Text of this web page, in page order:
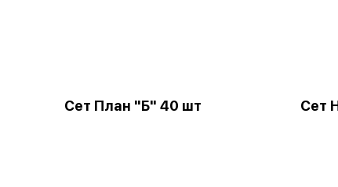
Сет План "Б" 40 шт Сет